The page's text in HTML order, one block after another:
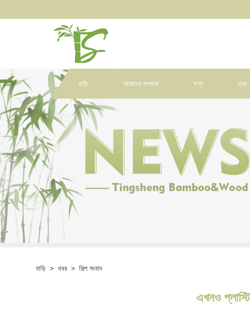
বাড়ি আমাদের সম্পর্কে পণ্য খবর
বাড়ি > খবর > শিল্প সংবাদ
এখনও